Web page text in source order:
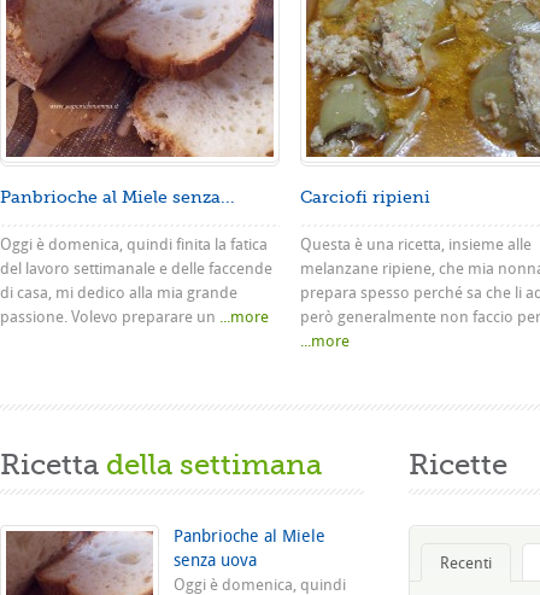
Panbrioche al Miele senza...
Oggi è domenica, quindi finita la fatica
del lavoro settimanale e delle faccende
di casa, mi dedico alla mia grande
passione. Volevo preparare un ...more
Carciofi ripieni
Questa è una ricetta, insieme alle
melanzane ripiene, che mia
prepara spesso perché sa che li
però generalmente non faccio
...more
Ricetta della settimana
Panbrioche al Miele
senza uova
Oggi è domenica, quindi
Ricette
Recenti